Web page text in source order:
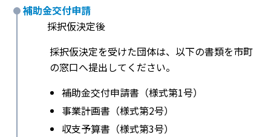
補助金交付申請
採択仮決定後
採択仮決定を受けた団体は、以下の書類を市町
の窓口へ提出してください。
補助金交付申請書（様式第1号）
事業計画書（様式第2号）
収支予算書（様式第3号）